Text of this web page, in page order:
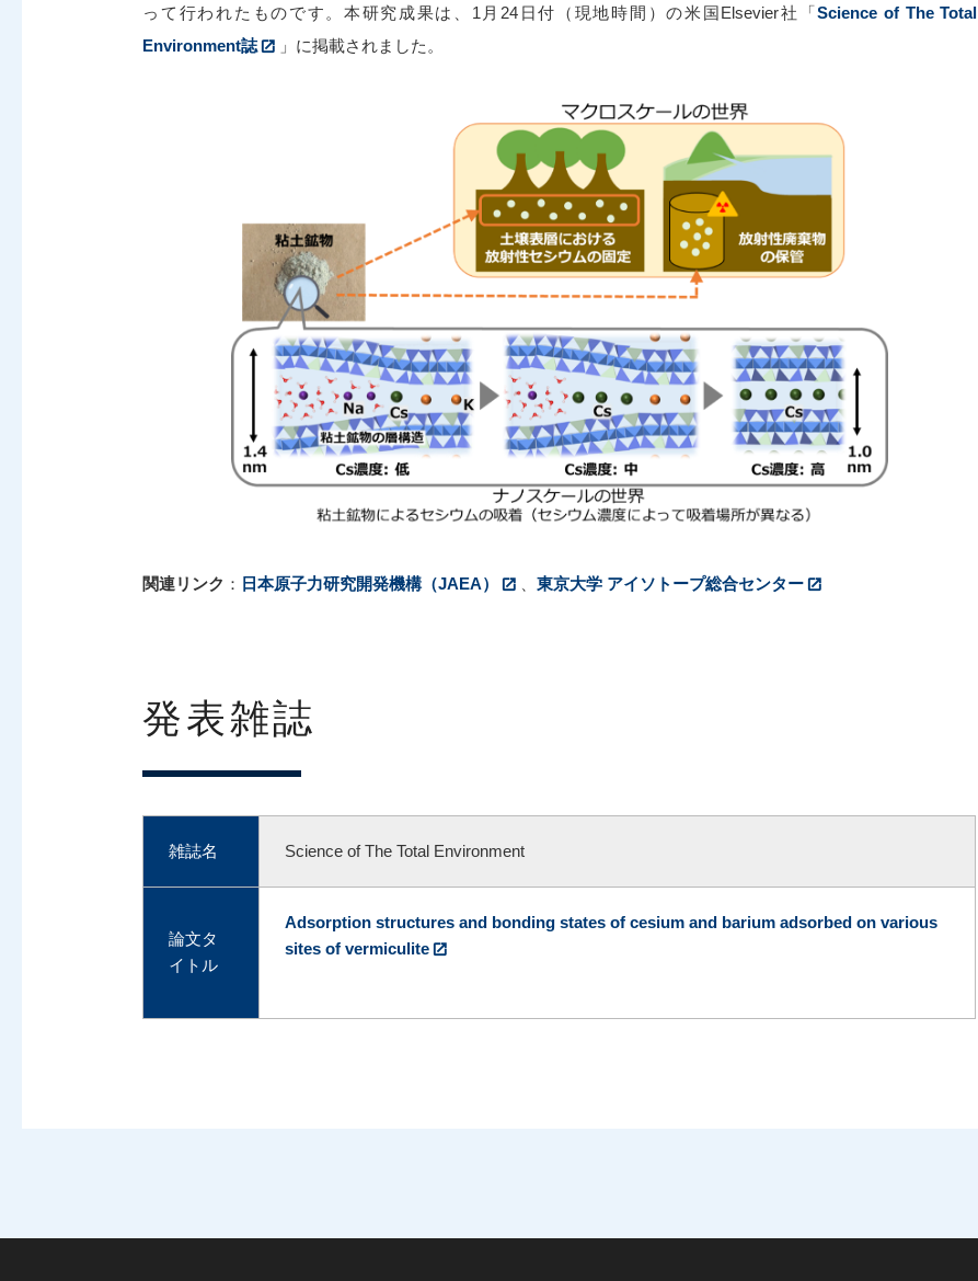
って行われたものです。本研究成果は、1月24日付（現地時間）の米国Elsevier社「Science of The Total
Environment誌
」に掲載されました。
関連リンク ： 日本原子力研究開発機構（JAEA） 、東京大学 アイソトープ総合センター
発表雑誌
雑誌名 Science of The Total Environment
論文タ
イトル
Adsorption structures and bonding states of cesium and barium adsorbed on various
sites of vermiculite